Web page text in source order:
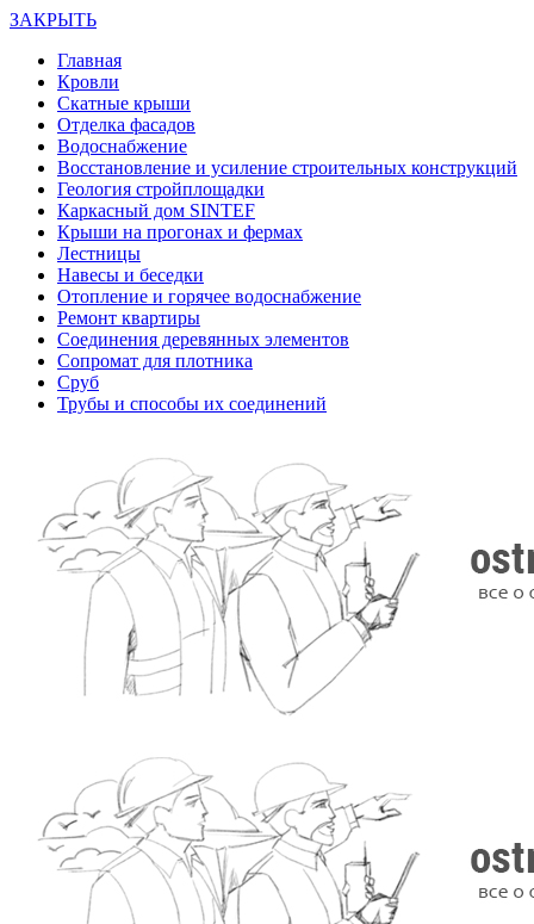
ЗАКРЫТЬ
Главная
Кровли
Скатные крыши
Отделка фасадов
Водоснабжение
Восстановление и усиление строительных конструкций
Геология стройплощадки
Каркасный дом SINTEF
Крыши на прогонах и фермах
Лестницы
Навесы и беседки
Отопление и горячее водоснабжение
Ремонт квартиры
Соединения деревянных элементов
Сопромат для плотника
Сруб
Трубы и способы их соединений